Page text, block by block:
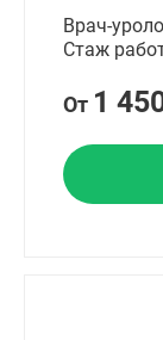
Врач-
Стаж
От 1